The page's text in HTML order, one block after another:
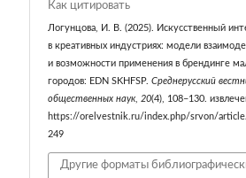
Как цитировать
Логунцова, И. В. (2025). Искусственный
в креативных индустриях: модели
и возможности применения в брендинге
городов: EDN SKHFSP.Среднерусский
общественных наук, 20(4), 108–130.
https://orelvestnik.ru/index.php/srvon/
249
Другие форматы